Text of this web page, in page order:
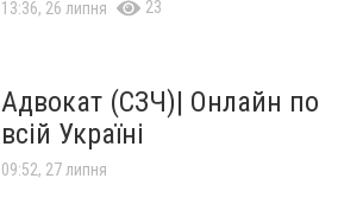
13:36, 26 липня 23
Адвокат (СЗЧ)| Онлайн по
всій Україні
09:52, 27 липня